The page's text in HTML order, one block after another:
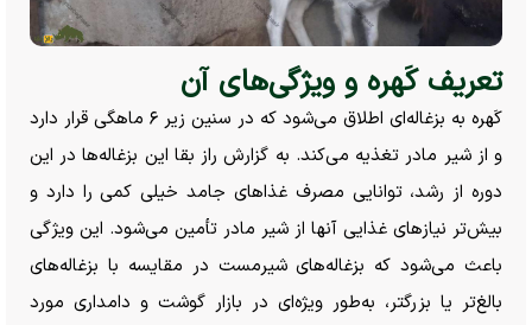
تعریف کَهره و ویژگی‌های آن
کَهره به بزغاله‌ای اطلاق می‌شود که در سنین زیر ۶ ماهگی قرار دارد
و از شیر مادر تغذیه می‌کند. به گزارش راز بقا این بزغاله‌ها در این
دوره از رشد، توانایی مصرف غذا‌های جامد خیلی کمی را دارد و
بیش‌تر نیاز‌های غذایی آنها از شیر مادر تأمین می‌شود. این ویژگی
باعث می‌شود که بزغاله‌های شیرمست در مقایسه با بزغاله‌های
بالغ‌تر یا بزرگتر، به‌طور ویژه‌ای در بازار گوشت و دامداری مورد